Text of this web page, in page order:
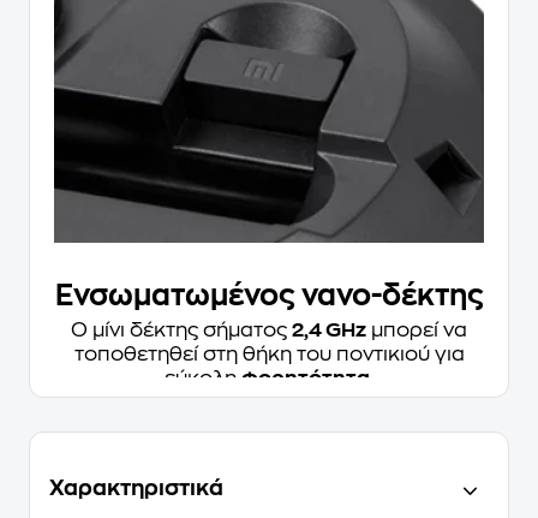
Ενσωματωμένος νανο-δέκτης
Ο μίνι δέκτης σήματος 2,4 GHz μπορεί να
τοποθετηθεί στη θήκη του ποντικιού για
εύκολη φορητότητα
Χαρακτηριστικά